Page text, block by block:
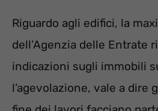
Riguardo agli edifici, la
dell’Agenzia delle Entrate
indicazioni sugli immobili
l’agevolazione, vale a dire